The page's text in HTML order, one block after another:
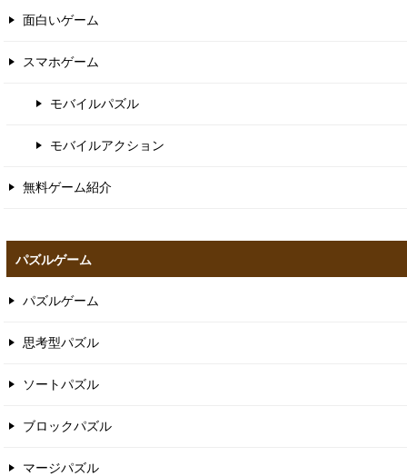
面白いゲーム
スマホゲーム
モバイルパズル
モバイルアクション
無料ゲーム紹介
パズルゲーム
パズルゲーム
思考型パズル
ソートパズル
ブロックパズル
マージパズル